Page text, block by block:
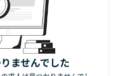
ませんでした